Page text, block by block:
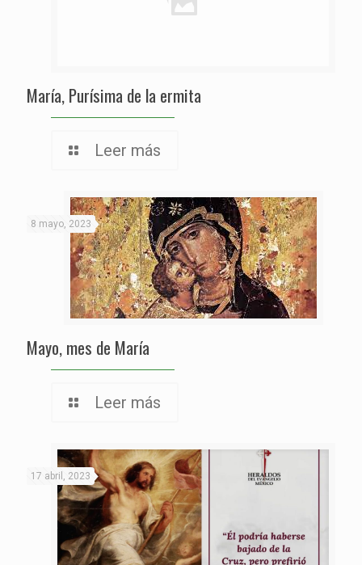
María, Purísima de la ermita
Leer más
8 mayo, 2023
Mayo, mes de María
Leer más
17 abril, 2023